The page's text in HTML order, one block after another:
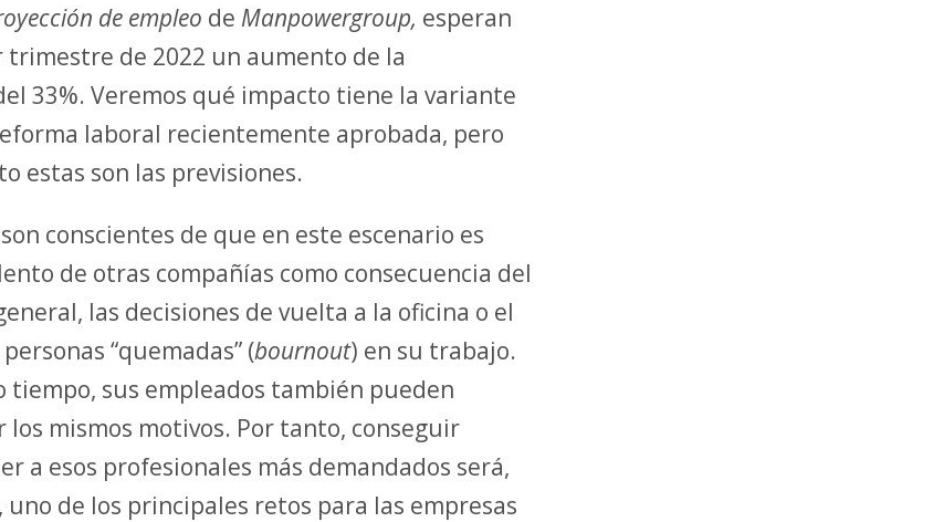
de empleo de Manpowergroup, esperan
trimestre de 2022 un aumento de la
33%. Veremos qué impacto tiene la variante
laboral recientemente aprobada, pero
estas son las previsiones.
conscientes de que en este escenario es
de otras compañías como consecuencia del
las decisiones de vuelta a la oficina o el
“quemadas” (bournout) en su trabajo.
tiempo, sus empleados también pueden
los mismos motivos. Por tanto, conseguir
a esos profesionales más demandados será,
de los principales retos para las empresas